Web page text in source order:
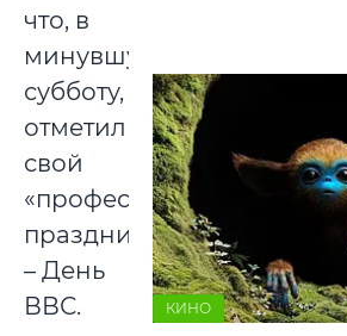
что, в
минувшую
субботу,
отметил
свой
«профессиональный»
праздник
– День
ВВС.
КИНО